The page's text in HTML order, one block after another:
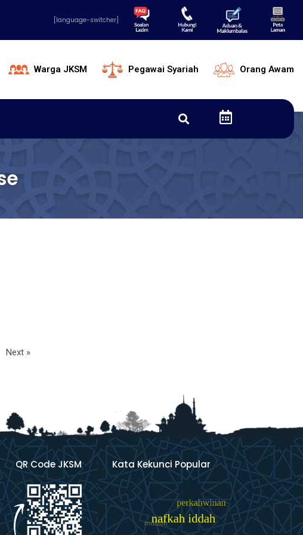
[language-switcher]
Warga JKSM Pegawai Syariah Orang Awam
Next »
QR Code JKSM Kata Kekunci Popular